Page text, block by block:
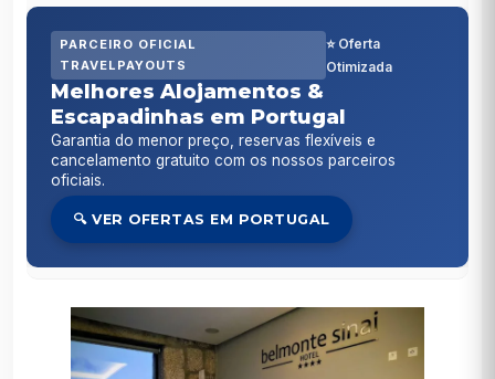
PARCEIRO OFICIAL
TRAVELPAYOUTS
⭐ Oferta
Otimizada
Melhores Alojamentos &
Escapadinhas em Portugal
Garantia do menor preço, reservas flexíveis e
cancelamento gratuito com os nossos parceiros
oficiais.
🔍 VER OFERTAS EM PORTUGAL